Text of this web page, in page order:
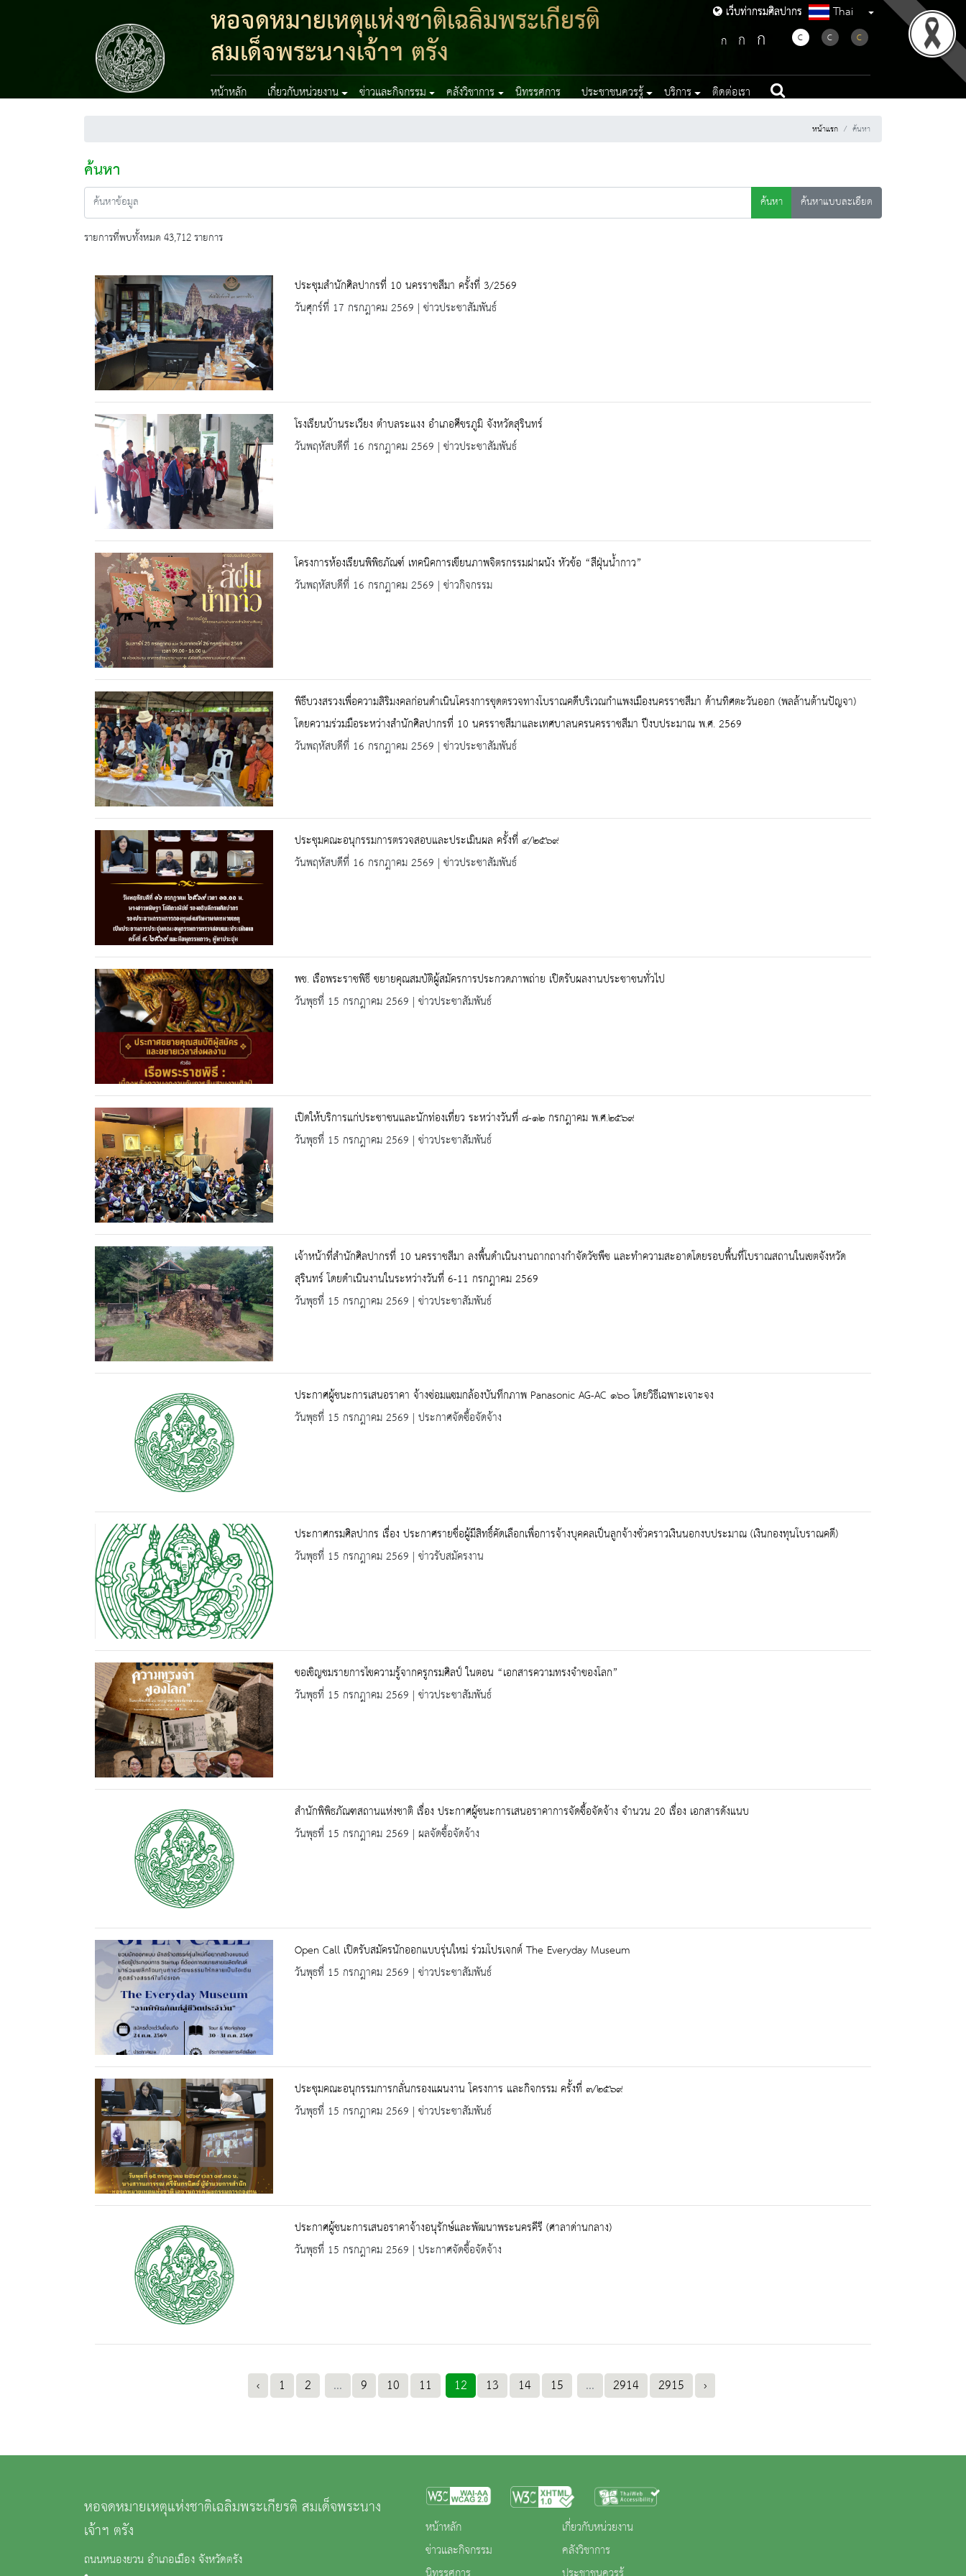
เว็บท่ากรมศิลปากร
หอจดหมายเหตุแห่งชาติเฉลิมพระเกียรติ
สมเด็จพระนางเจ้าฯ ตรัง
เว็บท่ากรมศิลปากร Thai
ก ก ก C C C
หน้าหลัก เกี่ยวกับหน่วยงาน ข่าวและกิจกรรม คลังวิชาการ นิทรรศการ ประชาชนควรรู้ บริการ ติดต่อเรา
หน้าแรก ค้นหา
ค้นหา
ค้นหา
ค้นหาแบบละเอียด
รายการที่พบทั้งหมด 43,712 รายการ
ประชุมสำนักศิลปากรที่ 10 นครราชสีมา ครั้งที่ 3/2569
วันศุกร์ที่ 17 กรกฎาคม 2569 | ข่าวประชาสัมพันธ์
โรงเรียนบ้านระเวียง ตำบลระแงง อำเภอศีขรภูมิ จังหวัดสุรินทร์
วันพฤหัสบดีที่ 16 กรกฎาคม 2569 | ข่าวประชาสัมพันธ์
โครงการห้องเรียนพิพิธภัณฑ์ เทคนิคการเขียนภาพจิตรกรรมฝาผนัง หัวข้อ “สีฝุ่นน้ำกาว”
วันพฤหัสบดีที่ 16 กรกฎาคม 2569 | ข่าวกิจกรรม
พิธีบวงสรวงเพื่อความสิริมงคลก่อนดำเนินโครงการขุดตรวจทางโบราณคดีบริเวณกำแพงเมืองนครราชสีมา ด้านทิศตะวันออก (พลล้านต้านปัญจา)
โดยความร่วมมือระหว่างสำนักศิลปากรที่ 10 นครราชสีมาและเทศบาลนครนครราชสีมา ปีงบประมาณ พ.ศ. 2569
วันพฤหัสบดีที่ 16 กรกฎาคม 2569 | ข่าวประชาสัมพันธ์
ประชุมคณะอนุกรรมการตรวจสอบและประเมินผล ครั้งที่ ๔/๒๕๖๙
วันพฤหัสบดีที่ 16 กรกฎาคม 2569 | ข่าวประชาสัมพันธ์
พช. เรือพระราชพิธี ขยายคุณสมบัติผู้สมัครการประกวดภาพถ่าย เปิดรับผลงานประชาชนทั่วไป
วันพุธที่ 15 กรกฎาคม 2569 | ข่าวประชาสัมพันธ์
เปิดให้บริการแก่ประชาชนและนักท่องเที่ยว ระหว่างวันที่ ๘-๑๒ กรกฎาคม พ.ศ.๒๕๖๙
วันพุธที่ 15 กรกฎาคม 2569 | ข่าวประชาสัมพันธ์
เจ้าหน้าที่สำนักศิลปากรที่ 10 นครราชสีมา ลงพื้นดำเนินงานถากถางกำจัดวัชพืช และทำความสะอาดโดยรอบพื้นที่โบราณสถานในเขตจังหวัด
สุรินทร์ โดยดำเนินงานในระหว่างวันที่ 6-11 กรกฎาคม 2569
วันพุธที่ 15 กรกฎาคม 2569 | ข่าวประชาสัมพันธ์
ประกาศผู้ชนะการเสนอราคา จ้างซ่อมแซมกล้องบันทึกภาพ Panasonic AG-AC ๑๖๐ โดยวิธีเฉพาะเจาะจง
วันพุธที่ 15 กรกฎาคม 2569 | ประกาศจัดซื้อจัดจ้าง
ประกาศกรมศิลปากร เรื่อง ประกาศรายชื่อผู้มีสิทธิ์คัดเลือกเพื่อการจ้างบุคคลเป็นลูกจ้างชั่วคราวเงินนอกงบประมาณ (เงินกองทุนโบราณคดี)
วันพุธที่ 15 กรกฎาคม 2569 | ข่าวรับสมัครงาน
ขอเชิญชมรายการไขความรู้จากครูกรมศิลป์ ในตอน “เอกสารความทรงจำของโลก”
วันพุธที่ 15 กรกฎาคม 2569 | ข่าวประชาสัมพันธ์
สำนักพิพิธภัณฑสถานแห่งชาติ เรื่อง ประกาศผู้ชนะการเสนอราคาการจัดซื้อจัดจ้าง จำนวน 20 เรื่อง เอกสารดังแนบ
วันพุธที่ 15 กรกฎาคม 2569 | ผลจัดซื้อจัดจ้าง
Open Call เปิดรับสมัครนักออกแบบรุ่นใหม่ ร่วมโปรเจกต์ The Everyday Museum
วันพุธที่ 15 กรกฎาคม 2569 | ข่าวประชาสัมพันธ์
ประชุมคณะอนุกรรมการกลั่นกรองแผนงาน โครงการ และกิจกรรม ครั้งที่ ๓/๒๕๖๙
วันพุธที่ 15 กรกฎาคม 2569 | ข่าวประชาสัมพันธ์
ประกาศผู้ชนะการเสนอราคาจ้างอนุรักษ์และพัฒนาพระนครคีรี (ศาลาด่านกลาง)
วันพุธที่ 15 กรกฎาคม 2569 | ประกาศจัดซื้อจัดจ้าง
‹ 1 2 ... 9 10 11 12 13 14 15 ... 2914 2915 ›
หอจดหมายเหตุแห่งชาติเฉลิมพระเกียรติ สมเด็จพระนาง
เจ้าฯ ตรัง
ถนนหนองยวน อำเภอเมือง จังหวัดตรัง
หน้าหลัก
ข่าวและกิจกรรม
เกี่ยวกับหน่วยงาน
คลังวิชาการ